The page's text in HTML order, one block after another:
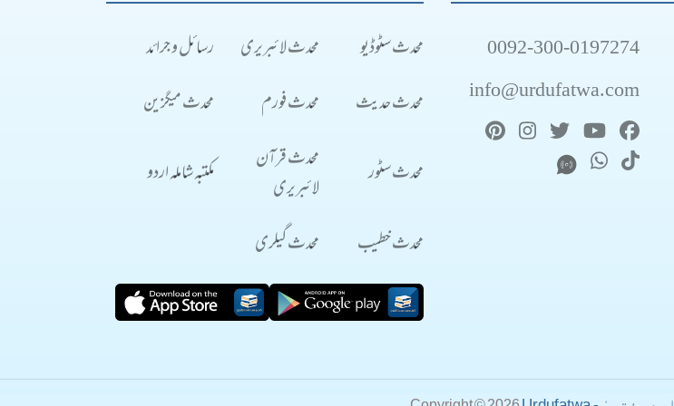
0092-300-0197274
info@urdufatwa.com
محدث سٹوڈیو محدث لائبریری
رسائل و جرائد
محدث حدیث
محدث فورم محدث میگزین
محدث سٹور
محدث قرآن
لائبریری
مکتبہ شاملہ اردو
محدث خطیب محدث گیلری